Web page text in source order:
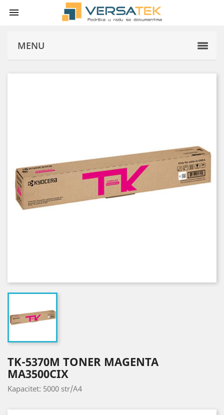

MENU
TK-5370M TONER MAGENTA
MA3500CIX
Kapacitet: 5000 str/A4